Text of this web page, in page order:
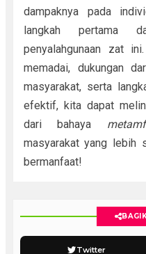
dampaknya pada
langkah pertama
penyalahgunaan zat
memadai, dukungan
masyarakat, serta
efektif, kita dapat
dari bahaya
masyarakat yang lebih
bermanfaat!
Twitter